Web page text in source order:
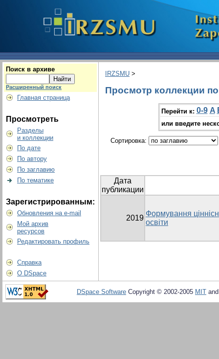
Поиск в архиве
Расширенный поиск
Главная страница
Просмотреть
Разделы
и коллекции
По дате
По автору
По заглавию
По тематике
Зарегистрированным:
Обновления на e-mail
Мой архив
ресурсов
Редактировать профиль
Справка
О DSpace
IRZSMU >
Просмотр коллекции
Перейти к: 0-9 A
или введите
Сортировка:
Дата
публикации
2019
Формування
освіти
DSpace Software Copyright © 2002-2005 MIT